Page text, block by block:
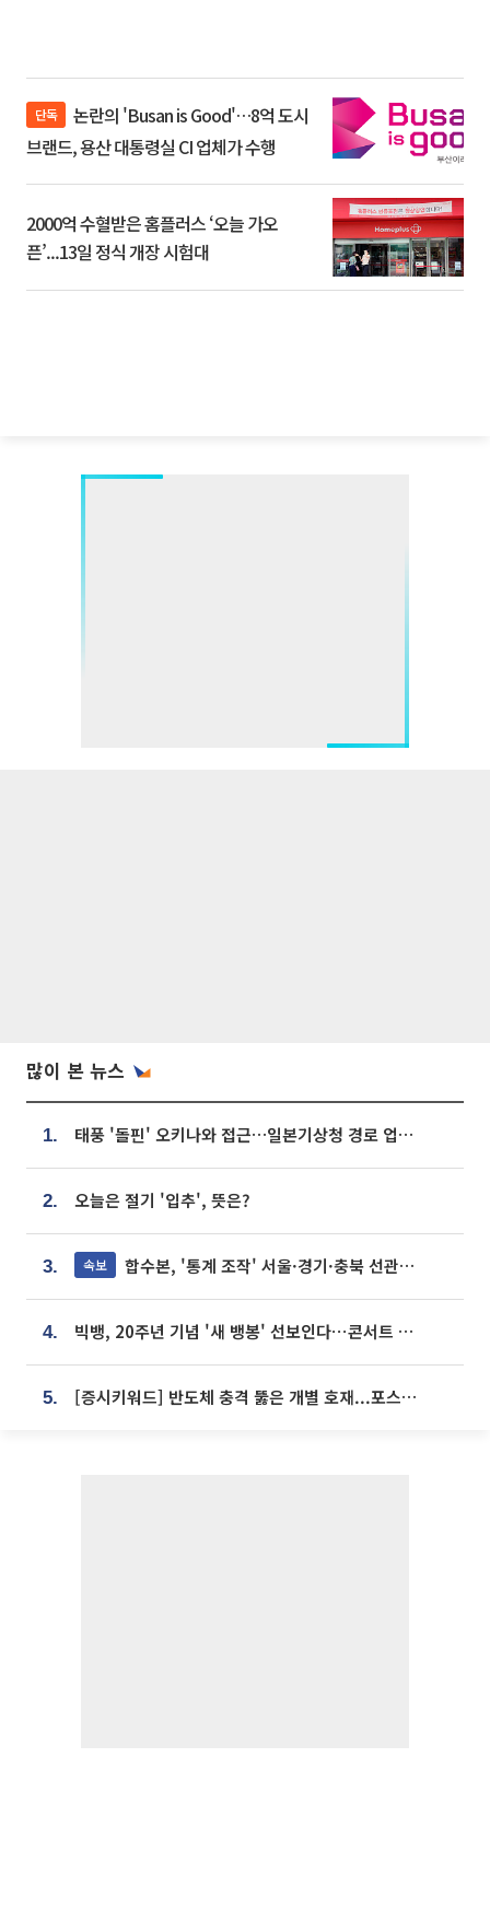
단독
브랜드, 용산 대통령실 CI 업체가 수행
2000억 수혈받은 홈플러스 ‘오늘 가오
픈’...13일 정식 개장 시험대
많이 본 뉴스
1. 태풍 '돌핀' 오키나와 접근…일본기상청 경로 업데이트
2. 오늘은 절기 '입추', 뜻은?
3. 속보 합수본, '통계 조작' 서울·경기·충북 선관위 등 추가 압수수색
4. 빅뱅, 20주년 기념 '새 뱅봉' 선보인다⋯콘서트 앞두고 팝업 개최
5. [증시키워드] 반도체 충격 뚫은 개별 호재...포스코퓨처엠·에코프로·한화솔루션 '눈길'